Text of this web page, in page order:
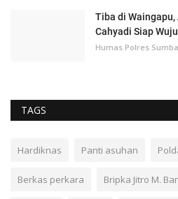
Tiba di Waingapu,
Cahyadi Siap
Humas Polres
TAGS
Hardiknas Panti asuhan
Berkas perkara Bripka Jitro M.